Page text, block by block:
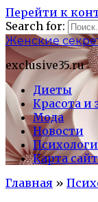
Перейти к
Search for:
Женские
exclusive35.ru
Диеты
Красота и
Мода
Новости
Карта
Главная »